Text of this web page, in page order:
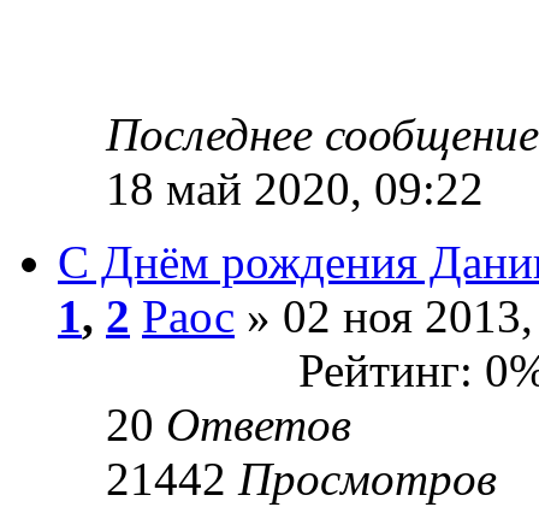
Последнее
18 май 2020, 09:22
С Днём рождения
1, 2 Раос » 02 ноя
Рейтинг:
20 Ответов
21442 Просмотров